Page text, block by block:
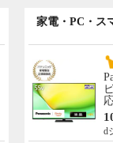
家電・PC・ス
d